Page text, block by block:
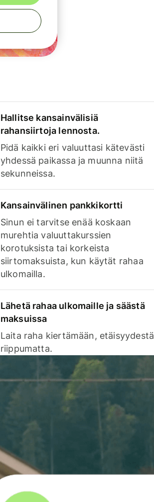
Hallitse kansainvälisiä
rahansiirtoja lennosta.
Pidä kaikki eri valuuttasi kätevästi
yhdessä paikassa ja muunna niitä
sekunneissa.
Kansainvälinen pankkikortti
Sinun ei tarvitse enää koskaan
murehtia valuuttakurssien
korotuksista tai korkeista
siirtomaksuista, kun käytät rahaa
ulkomailla.
Lähetä rahaa ulkomaille ja säästä
maksuissa
Laita raha kiertämään, etäisyydestä
riippumatta.